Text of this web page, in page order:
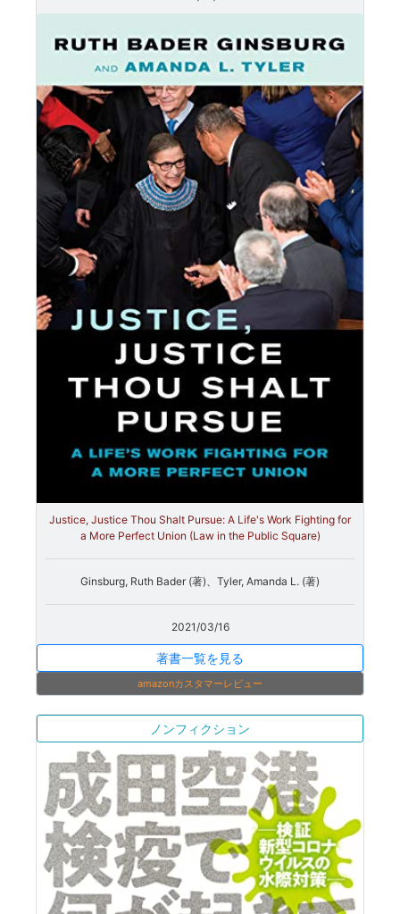
Justice, Justice Thou Shalt Pursue: A Life's Work Fighting for
a More Perfect Union (Law in the Public Square)
Ginsburg, Ruth Bader (著)、Tyler, Amanda L. (著)
2021/03/16
著書一覧を見る
amazonカスタマーレビュー
ノンフィクション